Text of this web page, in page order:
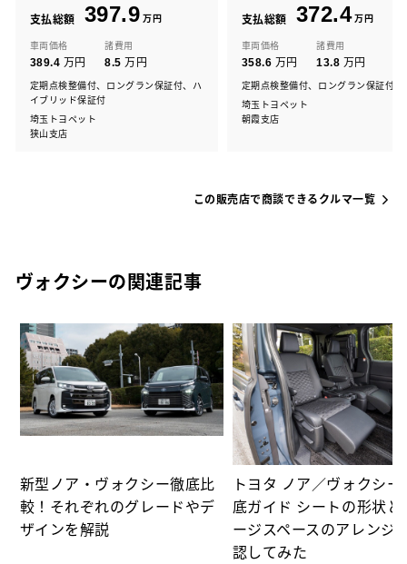
支払総額 397.9 万円
車両価格
389.4 万円
諸費用
8.5 万円
定期点検整備付、ロングラン保証付、ハ
イブリッド保証付
埼玉トヨペット
狭山支店
支払総額 372.4万円
車両価格
358.6 万円
諸費用
13.8 万円
定期点検整備付、ロングラン保証付
埼玉トヨペット
朝霞支店
この販売店で商談できるクルマ一覧
ヴォクシーの関連記事
新型ノア・ヴォクシー徹底比
較！それぞれのグレードやデ
ザインを解説
トヨタ ノア／ヴォクシー
底ガイド シートの形状と
ージスペースのアレンジ
認してみた